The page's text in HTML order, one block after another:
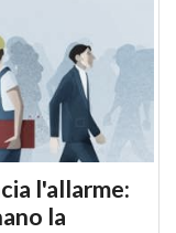
l'allarme:
la